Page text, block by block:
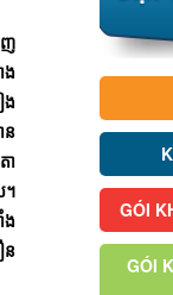
ញ
ង
ង
ន
ា
។
ង
ន
GÓI
GÓI